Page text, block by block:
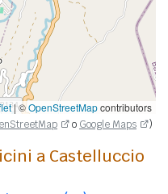
|©OpenStreetMapcontributors
o Google Maps )
a Castelluccio